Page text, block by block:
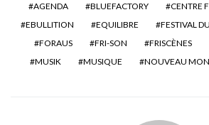
AGENDA BLUEFACTORY CENTRE
EBULLITION
EQUILIBRE FESTIVAL
FORAUS
FRI-SON FRISCÈNES
MUSIK
MUSIQUE NOUVEAU